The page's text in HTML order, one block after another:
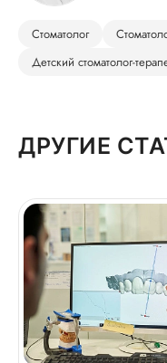
Стоматолог
Детский стоматолог-
ДРУГИЕ